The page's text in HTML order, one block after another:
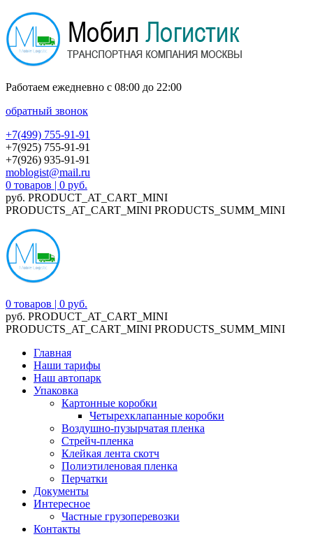
Работаем ежедневно с 08:00 до 22:00
обратный звонок
+7(499) 755-91-91
+7(925) 755-91-91
+7(926) 935-91-91
moblogist@mail.ru
0 товаров | 0 руб.
руб. PRODUCT_AT_CART_MINI
PRODUCTS_AT_CART_MINI PRODUCTS_SUMM_MINI
0 товаров | 0 руб.
руб. PRODUCT_AT_CART_MINI
PRODUCTS_AT_CART_MINI PRODUCTS_SUMM_MINI
Главная
Наши тарифы
Наш автопарк
Упаковка
Картонные коробки
Четырехклапанные коробки
Воздушно-пузырчатая пленка
Стрейч-пленка
Клейкая лента скотч
Полиэтиленовая пленка
Перчатки
Документы
Интересное
Частные грузоперевозки
Контакты